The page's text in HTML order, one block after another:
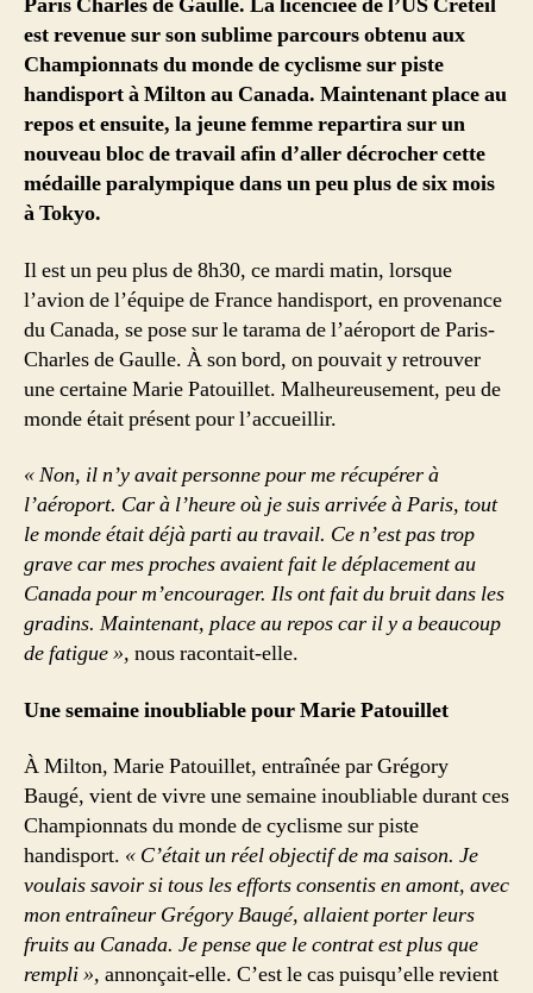
Paris Charles de Gaulle. La licenciée de l’US Créteil
est revenue sur son sublime parcours obtenu aux
Championnats du monde de cyclisme sur piste
handisport à Milton au Canada. Maintenant place au
repos et ensuite, la jeune femme repartira sur un
nouveau bloc de travail afin d’aller décrocher cette
médaille paralympique dans un peu plus de six mois
à Tokyo.
Il est un peu plus de 8h30, ce mardi matin, lorsque
l’avion de l’équipe de France handisport, en provenance
du Canada, se pose sur le tarama de l’aéroport de Paris-
Charles de Gaulle. À son bord, on pouvait y retrouver
une certaine Marie Patouillet. Malheureusement, peu de
monde était présent pour l’accueillir.
« Non, il n’y avait personne pour me récupérer à
l’aéroport. Car à l’heure où je suis arrivée à Paris, tout
le monde était déjà parti au travail. Ce n’est pas trop
grave car mes proches avaient fait le déplacement au
Canada pour m’encourager. Ils ont fait du bruit dans les
gradins. Maintenant, place au repos car il y a beaucoup
de fatigue », nous racontait-elle.
Une semaine inoubliable pour Marie Patouillet
À Milton, Marie Patouillet, entraînée par Grégory
Baugé, vient de vivre une semaine inoubliable durant ces
Championnats du monde de cyclisme sur piste
handisport. « C’était un réel objectif de ma saison. Je
voulais savoir si tous les efforts consentis en amont, avec
mon entraîneur Grégory Baugé, allaient porter leurs
fruits au Canada. Je pense que le contrat est plus que
rempli », annonçait-elle. C’est le cas puisqu’elle revient